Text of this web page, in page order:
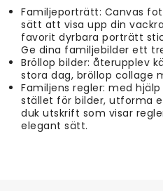
Familjeporträtt: Canvas
sätt att visa upp din
favorit dyrbara porträtt
Ge dina familjebilder ett
Bröllop bilder: återupplev
stora dag, bröllop collage
Familjens regler: med
stället för bilder, utforma
duk utskrift som visar
elegant sätt.